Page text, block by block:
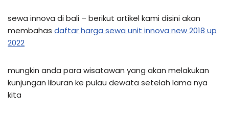
sewa innova di bali – berikut artikel kami disini akan
membahas daftar harga sewa unit innova new 2018 up
2022
mungkin anda para wisatawan yang akan melakukan
kunjungan liburan ke pulau dewata setelah lama nya
kita